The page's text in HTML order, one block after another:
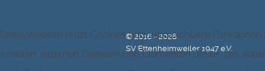
© 2016 - 2026
SV Ettenheimweiler 1947 e.V.
Diese Website nutzt Cookies und vergleichbare
Inhalten, externen Diensten und Elementen Dritter, der